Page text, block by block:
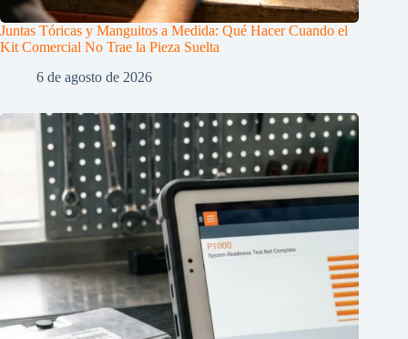
Juntas Tóricas y Manguitos a Medida: Qué Hacer Cuando el
Kit Comercial No Trae la Pieza Suelta
6 de agosto de 2026